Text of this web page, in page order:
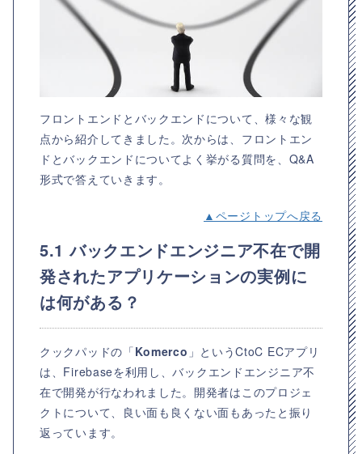
フロントエンドとバックエンドについて、様々な観
点から紹介してきました。次からは、フロントエン
ドとバックエンドについてよく挙がる質問を、Q&A
形式で答えていきます。
▲ページトップへ戻る
5.1 バックエンドエンジニア不在で開
発されたアプリケーションの実例に
は何がある？
クックパッドの「Komerco 」というCtoC ECアプリ
は、Firebaseを利用し、バックエンドエンジニア不
在で開発が行なわれました。開発者はこのプロジェ
クトについて、良い面も良くない面もあったと振り
返っています。